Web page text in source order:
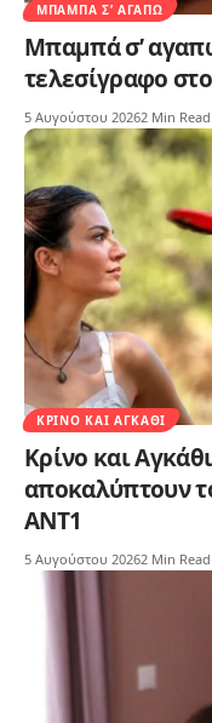
ΜΠΑΜΠΆ Σ’ ΑΓΑΠΏ
Μπαμπά σ’
τελεσίγραφο
5 Αυγούστου 20262 Min Read
ΚΡΊΝΟ ΚΑΙ ΑΓΚΆΘΙ
Κρίνο και
αποκαλύπτουν
ΑΝΤ1
5 Αυγούστου 20262 Min Read